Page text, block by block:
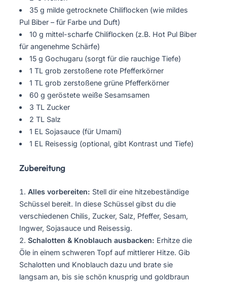
35 g milde getrocknete Chiliflocken (wie mildes
Pul Biber – für Farbe und Duft)
10 g mittel-scharfe Chiliflocken (z.B. Hot Pul Biber
für angenehme Schärfe)
15 g Gochugaru (sorgt für die rauchige Tiefe)
1 TL grob zerstoßene rote Pfefferkörner
1 TL grob zerstoßene grüne Pfefferkörner
60 g geröstete weiße Sesamsamen
3 TL Zucker
2 TL Salz
1 EL Sojasauce (für Umami)
1 EL Reisessig (optional, gibt Kontrast und Tiefe)
Zubereitung
Alles vorbereiten: Stell dir eine hitzebeständige
Schüssel bereit. In diese Schüssel gibst du die
verschiedenen Chilis, Zucker, Salz, Pfeffer, Sesam,
Ingwer, Sojasauce und Reisessig.
Schalotten & Knoblauch ausbacken: Erhitze die
Öle in einem schweren Topf auf mittlerer Hitze. Gib
Schalotten und Knoblauch dazu und brate sie
langsam an, bis sie schön knusprig und goldbraun